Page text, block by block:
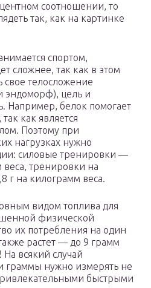
соотношении, то
так, как на картинке
спортом,
сложнее, так как в этом
свое телосложение
эндоморф), цель и
Например, белок помогает
как является
Поэтому при
нагрузках нужно
силовые тренировки —
тренировки на
г на килограмм веса.
видом топлива для
физической
их потребления на один
растет — до 9 грамм
всякий случай
граммы нужно измерять не
быстрыми